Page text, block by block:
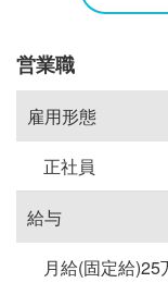
営業職
雇用形態
正社員
給与
月給(固定給